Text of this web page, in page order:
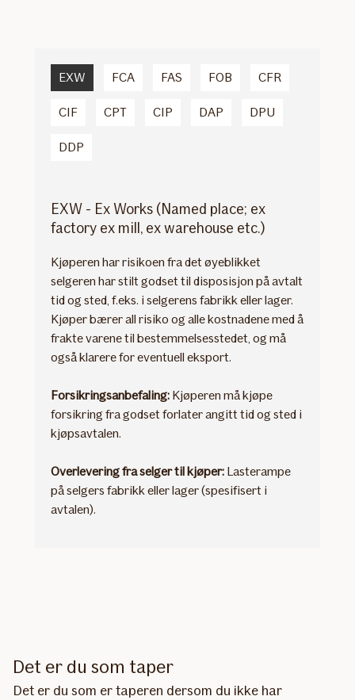
EXW FCA FAS FOB CFR
CIF CPT CIP DAP DPU
DDP
EXW - Ex Works (Named place; ex
factory ex mill, ex warehouse etc.)
Kjøperen har risikoen fra det øyeblikket
selgeren har stilt godset til disposisjon på avtalt
tid og sted, f.eks. i selgerens fabrikk eller lager.
Kjøper bærer all risiko og alle kostnadene med å
frakte varene til bestemmelsesstedet, og må
også klarere for eventuell eksport.
Forsikringsanbefaling: Kjøperen må kjøpe
forsikring fra godset forlater angitt tid og sted i
kjøpsavtalen.
Overlevering fra selger til kjøper: Lasterampe
på selgers fabrikk eller lager (spesifisert i
avtalen).
Det er du som taper
Det er du som er taperen dersom du ikke har